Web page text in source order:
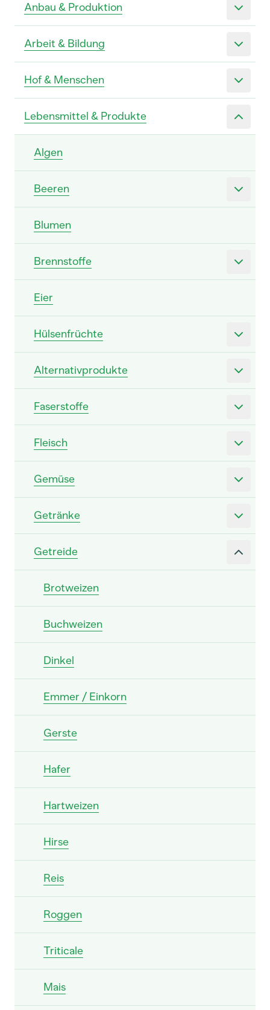
Anbau & Produktion
Arbeit & Bildung
Hof & Menschen
Lebensmittel & Produkte
Algen
Beeren
Blumen
Brennstoffe
Eier
Hülsenfrüchte
Alternativprodukte
Faserstoffe
Fleisch
Gemüse
Getränke
Getreide
Brotweizen
Buchweizen
Dinkel
Emmer / Einkorn
Gerste
Hafer
Hartweizen
Hirse
Reis
Roggen
Triticale
Mais